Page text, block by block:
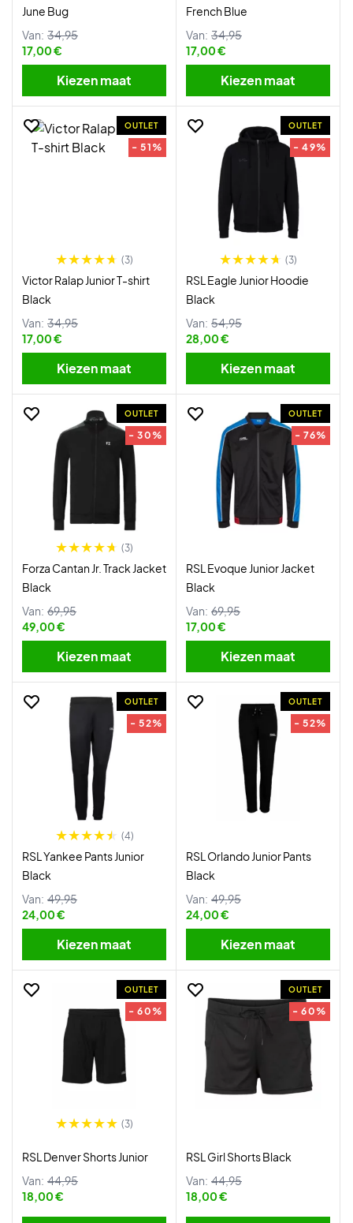
June Bug
Van: 34,95
17,00 €
Kiezen maat
French Blue
Van: 34,95
17,00 €
Kiezen maat
OUTLET
- 51%
(3)
Victor Ralap Junior T-shirt
Black
Van: 34,95
17,00 €
Kiezen maat
OUTLET
- 49%
(3)
RSL Eagle Junior Hoodie
Black
Van: 54,95
28,00 €
Kiezen maat
OUTLET
- 30%
(3)
Forza Cantan Jr. Track Jacket
Black
Van: 69,95
49,00 €
Kiezen maat
OUTLET
- 76%
RSL Evoque Junior Jacket
Black
Van: 69,95
17,00 €
Kiezen maat
OUTLET
- 52%
(4)
RSL Yankee Pants Junior
Black
Van: 49,95
24,00 €
Kiezen maat
OUTLET
- 52%
RSL Orlando Junior Pants
Black
Van: 49,95
24,00 €
Kiezen maat
OUTLET
- 60%
(3)
RSL Denver Shorts Junior
Van: 44,95
18,00 €
OUTLET
- 60%
RSL Girl Shorts Black
Van: 44,95
18,00 €